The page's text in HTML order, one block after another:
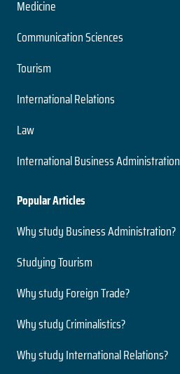
Modalidad
Duración
Nivel
Ingeniería Civil Electrónica
5 años
Duración
Grado
Nivel
Presencial
Modalidad
Duración
Nivel
Modalidad
Magíster
Presencial
Neurociencias
2 años
Duración
Magíster
Medicine
Communication Sciences
Tourism
International Relations
Law
International Business Administration
Popular Articles
Why study Business Administration?
Studying Tourism
Why study Foreign Trade?
Why study Criminalistics?
Why study International Relations?